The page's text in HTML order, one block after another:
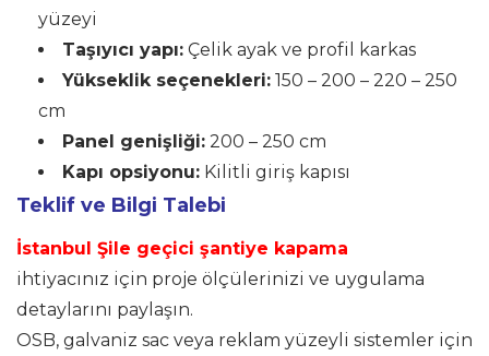
yüzeyi
Taşıyıcı yapı: Çelik ayak ve profil karkas
Yükseklik seçenekleri: 150 – 200 – 220 – 250
cm
Panel genişliği: 200 – 250 cm
Kapı opsiyonu: Kilitli giriş kapısı
Teklif ve Bilgi Talebi
İstanbul Şile geçici şantiye kapama
ihtiyacınız için proje ölçülerinizi ve uygulama
detaylarını paylaşın.
OSB, galvaniz sac veya reklam yüzeyli sistemler için